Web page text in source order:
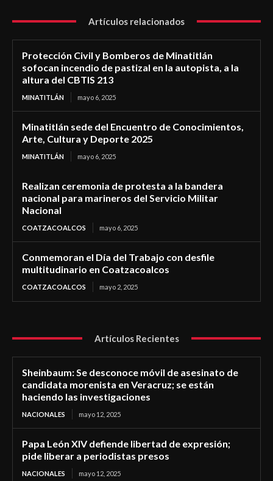
Artículos relacionados
Protección Civil y Bomberos de Minatitlán
sofocan incendio de pastizal en la autopista, a la
altura del CBTIS 213
MINATITLÁN mayo 6, 2025
Minatitlán sede del Encuentro de Conocimientos,
Arte, Cultura y Deporte 2025
MINATITLÁN mayo 6, 2025
Realizan ceremonia de protesta a la bandera
nacional para marineros del Servicio Militar
Nacional
COATZACOALCOS mayo 6, 2025
Conmemoran el Día del Trabajo con desfile
multitudinario en Coatzacoalcos
COATZACOALCOS mayo 2, 2025
Artículos Recientes
Sheinbaum: Se desconoce móvil de asesinato de
candidata morenista en Veracruz; se están
haciendo las investigaciones
NACIONALES mayo 12, 2025
Papa León XIV defiende libertad de expresión;
pide liberar a periodistas presos
NACIONALES mayo 12, 2025